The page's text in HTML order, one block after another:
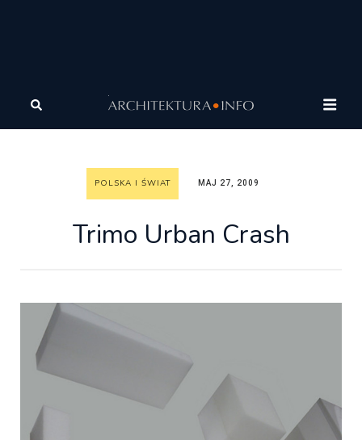
Architektura
Urban Crash
POLSKA I ŚWIAT MAJ 27, 2009
Trimo Urban Crash